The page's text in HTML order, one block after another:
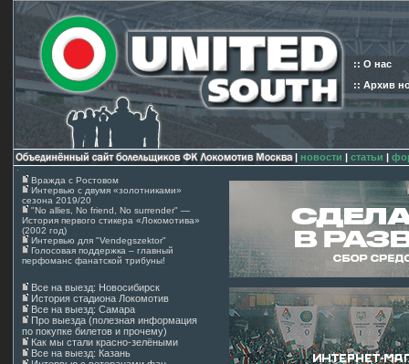
:: О нас
:: Архив
| новости | статьи |
Вражда с Ростовом
Интервью с двумя «золотниками»
сезона 2019/20
"No allies, No friend, No surrender" —
История первого стикера «Локомотива»
(2002 год)
Интервью для "Vendegszektor"
Голосовая поддержка – главный
перфоманс фанатской трибуны!
Все на выезд: Новосибирск
История стадиона Локомотив
Все на выезд: Самара
Про выезда (полезная информация
по покупке билетов и прочему)
Как мы стали красно-зелёными
Все на выезд: Казань